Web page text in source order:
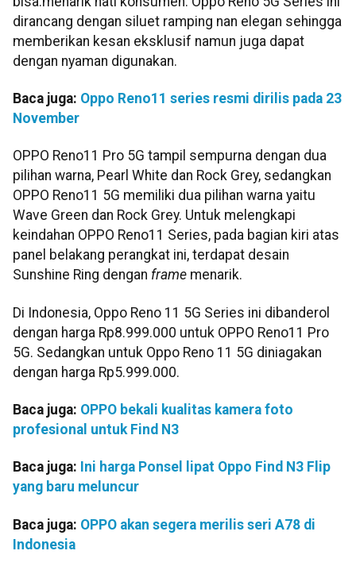
dirancang dengan siluet ramping nan elegan sehingga
memberikan kesan eksklusif namun juga dapat
dengan nyaman digunakan.
Baca juga: Oppo Reno11 series resmi dirilis pada 23
November
OPPO Reno11 Pro 5G tampil sempurna dengan dua
pilihan warna, Pearl White dan Rock Grey, sedangkan
OPPO Reno11 5G memiliki dua pilihan warna yaitu
Wave Green dan Rock Grey. Untuk melengkapi
keindahan OPPO Reno11 Series, pada bagian kiri atas
panel belakang perangkat ini, terdapat desain
Sunshine Ring dengan frame menarik.
Di Indonesia, Oppo Reno 11 5G Series ini dibanderol
dengan harga Rp8.999.000 untuk OPPO Reno11 Pro
5G. Sedangkan untuk Oppo Reno 11 5G diniagakan
dengan harga Rp5.999.000.
Baca juga: OPPO bekali kualitas kamera foto
profesional untuk Find N3
Baca juga: Ini harga Ponsel lipat Oppo Find N3 Flip
yang baru meluncur
Baca juga: OPPO akan segera merilis seri A78 di
Indonesia